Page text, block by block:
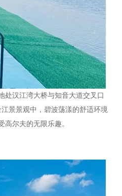
处汉江湾大桥与知音大道交叉口
景景观中，碧波荡漾的舒适环境
尔夫的无限乐趣。